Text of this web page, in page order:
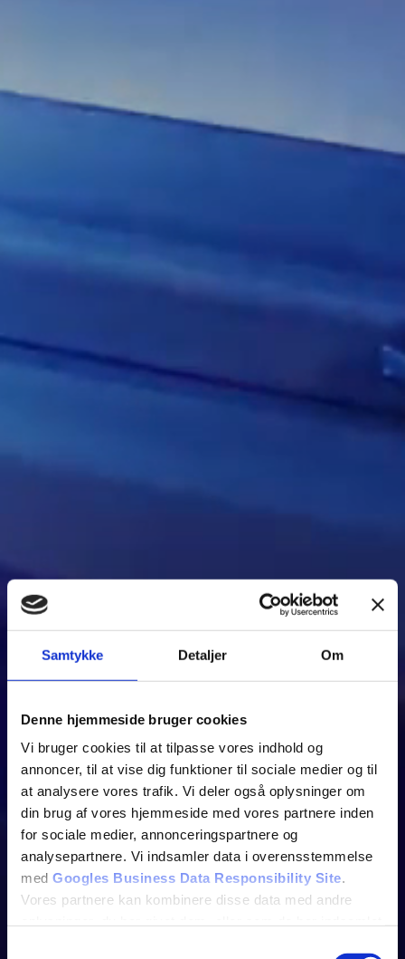
Samtykke Detaljer Om
Denne hjemmeside bruger cookies
Vi bruger cookies til at tilpasse vores indhold og
annoncer, til at vise dig funktioner til sociale medier og til
at analysere vores trafik. Vi deler også oplysninger om
din brug af vores hjemmeside med vores partnere inden
for sociale medier, annonceringspartnere og
analysepartnere. Vi indsamler data i overensstemmelse
med Googles Business Data Responsibility Site.
Vores partnere kan kombinere disse data med andre